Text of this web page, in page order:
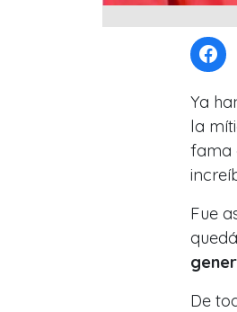
Ya
la
fama
Fue
De